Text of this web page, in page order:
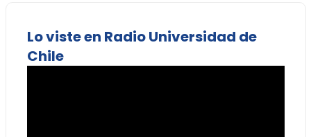
Lo viste en Radio Universidad de
Chile